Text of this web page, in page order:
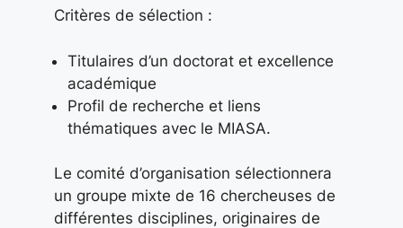
Critères de sélection :
Titulaires d’un doctorat et excellence
académique
Profil de recherche et liens
thématiques avec le MIASA.
Le comité d’organisation sélectionnera
un groupe mixte de 16 chercheuses de
différentes disciplines, originaires de